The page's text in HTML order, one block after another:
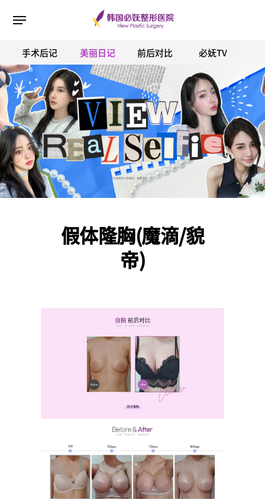
ESC 버튼을 누르면 검색창을 닫을 수 있습니다.
手术后记 美丽日记 前后对比 必妩TV
假体隆胸(魔滴/貌
帝)